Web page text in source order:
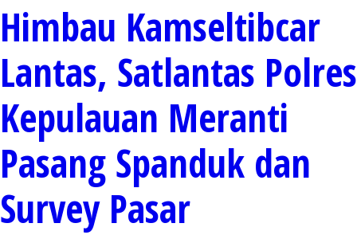
Himbau Kamseltibcar
Lantas, Satlantas Polres
Kepulauan Meranti
Pasang Spanduk dan
Survey Pasar